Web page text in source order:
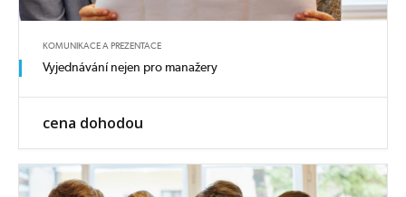
KOMUNIKACE A PREZENTACE
Vyjednávání nejen pro manažery
cena dohodou